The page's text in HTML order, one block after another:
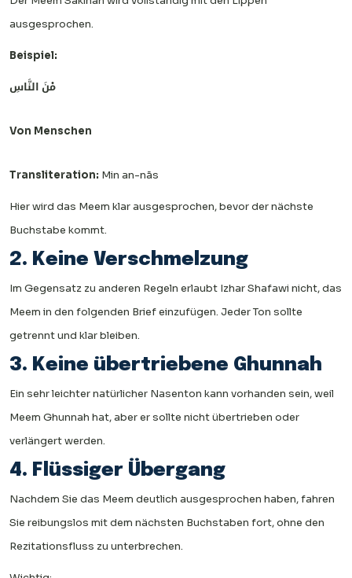
ausgesprochen.
Beispiel:
مْنَ النَّاسِ
Von Menschen
Transliteration: Min an-nās
Hier wird das Meem klar ausgesprochen, bevor der nächste
Buchstabe kommt.
2. Keine Verschmelzung
Im Gegensatz zu anderen Regeln erlaubt Izhar Shafawi nicht, das
Meem in den folgenden Brief einzufügen. Jeder Ton sollte
getrennt und klar bleiben.
3. Keine übertriebene Ghunnah
Ein sehr leichter natürlicher Nasenton kann vorhanden sein, weil
Meem Ghunnah hat, aber er sollte nicht übertrieben oder
verlängert werden.
4. Flüssiger Übergang
Nachdem Sie das Meem deutlich ausgesprochen haben, fahren
Sie reibungslos mit dem nächsten Buchstaben fort, ohne den
Rezitationsfluss zu unterbrechen.